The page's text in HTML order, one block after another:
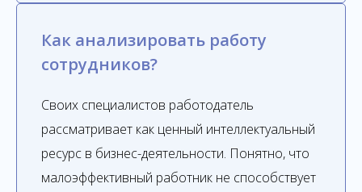
Как анализировать работу
сотрудников?
Своих специалистов работодатель
рассматривает как ценный интеллектуальный
ресурс в бизнес-деятельности. Понятно, что
малоэффективный работник не способствует